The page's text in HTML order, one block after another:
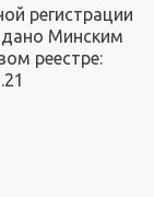
регистрации
Минским
реестре: